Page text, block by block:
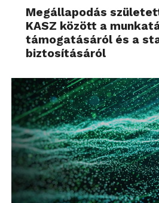
Megállapodás
KASZ között a
támogatásáról és a
biztosításáról